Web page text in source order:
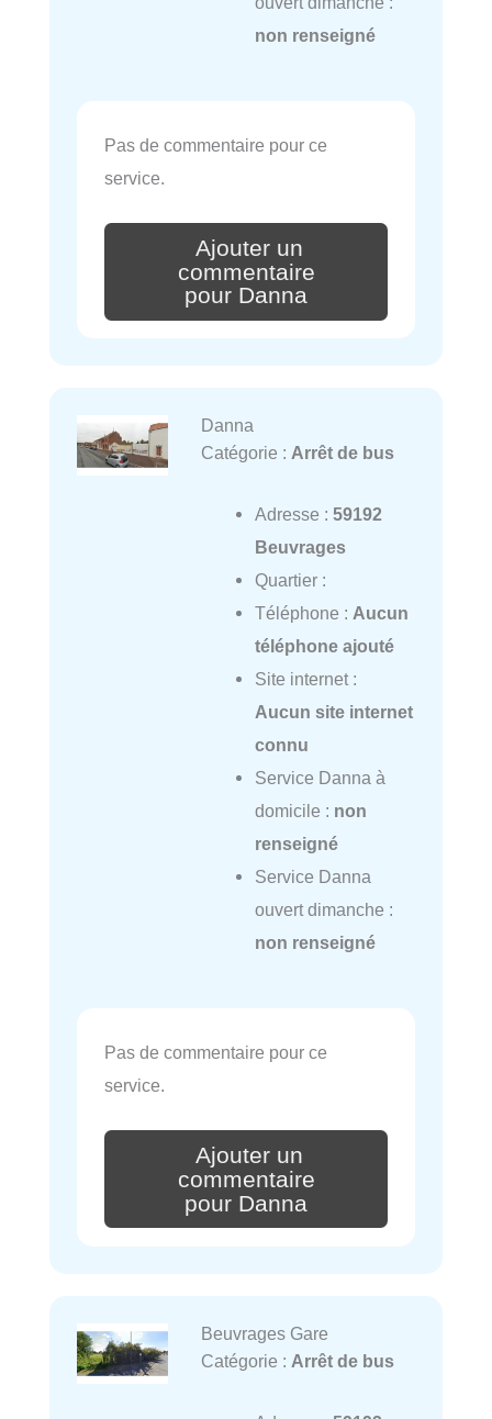
non renseigné
Pas de commentaire pour ce
service.
Ajouter un
commentaire
pour Danna
Danna
Catégorie : Arrêt de bus
Adresse : 59192
Beuvrages
Quartier :
Téléphone : Aucun
téléphone ajouté
Site internet :
Aucun site internet
connu
Service Danna à
domicile : non
renseigné
Service Danna
ouvert dimanche :
non renseigné
Pas de commentaire pour ce
service.
Ajouter un
commentaire
pour Danna
Beuvrages Gare
Catégorie : Arrêt de bus